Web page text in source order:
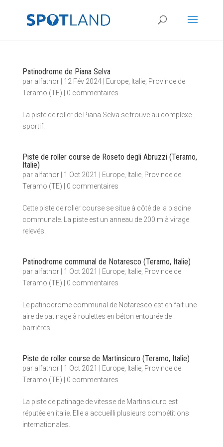
Patinodrome de Piana Selva
par alfathor| 12 Fév 2024| Europe, Italie, Province de
Teramo (TE)
0 commentaires
La piste de roller de Piana Selva se trouve au complexe
sportif.
Piste de roller course de Roseto degli Abruzzi (Teramo,
Italie)
par alfathor| 1 Oct 2021 Europe, Italie, Province de
Teramo (TE)
0 commentaires
Cette piste de roller course se situe à côté de la piscine
communale. La piste est un anneau de 200 m à virage
relevés.
Patinodrome communal de Notaresco (Teramo, Italie)
par alfathor| 1 Oct 2021 Europe, Italie, Province de
Teramo (TE)
0 commentaires
Le patinodrome communal de Notaresco est en fait une
aire de patinage à roulettes en béton entourée de
barrières.
Piste de roller course de Martinsicuro (Teramo, Italie)
par alfathor| 1 Oct 2021 Europe, Italie, Province de
Teramo (TE)
0 commentaires
La piste de patinage de vitesse de Martinsicuro est
réputée en italie. Elle a accueilli plusieurs compétitions
internationales.